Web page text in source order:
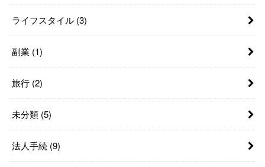
ライフスタイル (3)
副業 (1)
旅行 (2)
未分類 (5)
法人手続 (9)